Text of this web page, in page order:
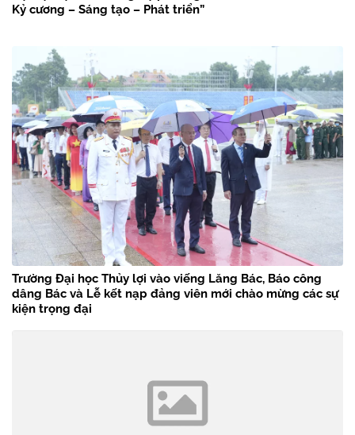
Kỷ cương – Sáng tạo – Phát triển”
Trường Đại học Thủy lợi vào viếng Lăng Bác, Báo công
dâng Bác và Lễ kết nạp đảng viên mới chào mừng các sự
kiện trọng đại